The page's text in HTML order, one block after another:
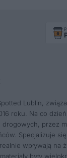
Lublin,
roku. Na co
drogowych, przez
Specjalizuje
wpływają na
były